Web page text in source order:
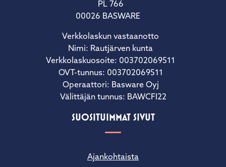
PL 766
00026 BASWARE
Verkkolaskun vastaanotto
Nimi: Rautjärven kunta
Verkkolaskuosoite: 003702069511
OVT-tunnus: 003702069511
Operaattori: Basware Oyj
Välittäjän tunnus: BAWCFI22
SUOSITUIMMAT SIVUT
Ajankohtaista